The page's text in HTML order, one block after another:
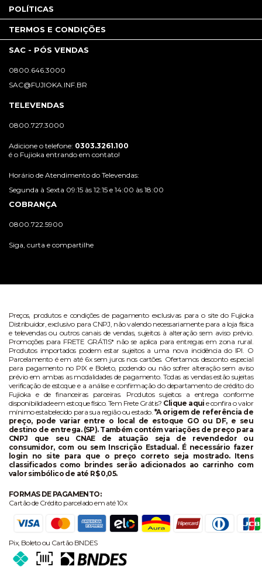
POLÍTICAS
TERMOS E CONDIÇÕES
SAC - PÓS VENDAS
0800.646.3000
SAC@FUJIOKA.INF.BR
TELEVENDAS
0800.727.3000
Adicione o telefone: 0303.3261.100
é o Fujioka entrando em contato!
Horário de Atendimento do Televendas:
Segunda à Sexta 09:15 às 12:15 e 14:00 às 18:00
COBRANÇA
0800.722.5900
Siga, curta e compartilhe
Preços, produtos e condições de pagamento exclusivas para o site do Fujioka
Distribuidor, exclusivo para CNPJ, não valendo necessariamente para a loja física
e televendas ou outros canais de vendas, sujeitos à alteração sem aviso prévio.
Promoções para FRETE GRÁTIS* não se aplica para entregas em zona rural.
Produtos importados podem estar sujeitos a uma nova incidência do IPI. O
Parcelamento é em até 6x sem juros nos cartões. Ofertamos desconto especial
para pagamento no PIX e Boleto, podendo ou não sofrer alteração sem aviso
prévio em ambas as modalidades de pagamento. Todas as vendas estão sujeitas
verificação de estoque e a análise e confirmação do departamento de crédito do
Fujioka e de financeiras parceiras. Produtos sujeitos a entrega conforme
disponibilidade em estoque físico. Tem Frete Grátis? Clique aqui e confira o valor
mínimo estabelecido para sua região ou estado. *A origem de referência de
preço, pode variar entre o local de estoque GO ou DF, e seu
destino de entrega. (SP). Também contém variações de preço para
CNPJ que seu CNAE de atuação seja de revendedor ou
consumidor, com ou sem Inscrição Estadual. É necessário fazer
login no site para que o preço correto seja mostrado. Itens
classificados como brindes serão adicionados ao carrinho com
valor simbólico de até R$ 0,05.
FORMAS DE PAGAMENTO:
Cartão de Crédito parcelado em até 10x
Pix, Boleto ou Cartão BNDES